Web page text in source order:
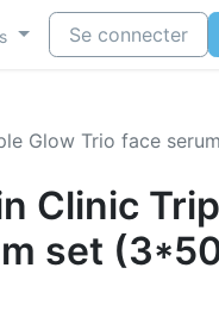
Se connecter
Glow Trio face
Clinic
set